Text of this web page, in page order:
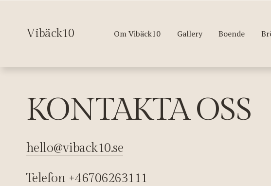
Vibäck10 Om Vibäck10 Gallery Boende
KONTAKTA OSS
hello@viback10.se
Telefon +46706263111